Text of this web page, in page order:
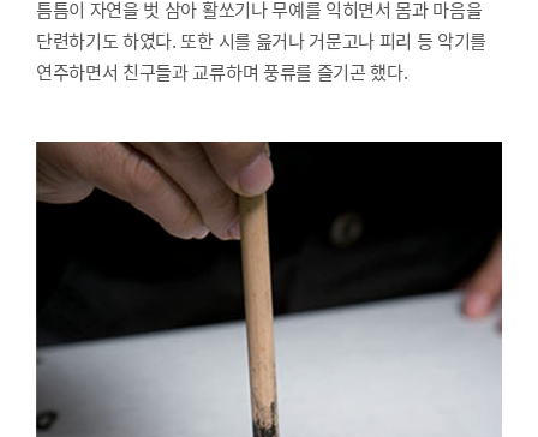
틈틈이 자연을 벗 삼아 활쏘기나 무예를 익히면서 몸과 마음을
단련하기도 하였다. 또한 시를 읊거나 거문고나 피리 등 악기를
연주하면서 친구들과 교류하며 풍류를 즐기곤 했다.